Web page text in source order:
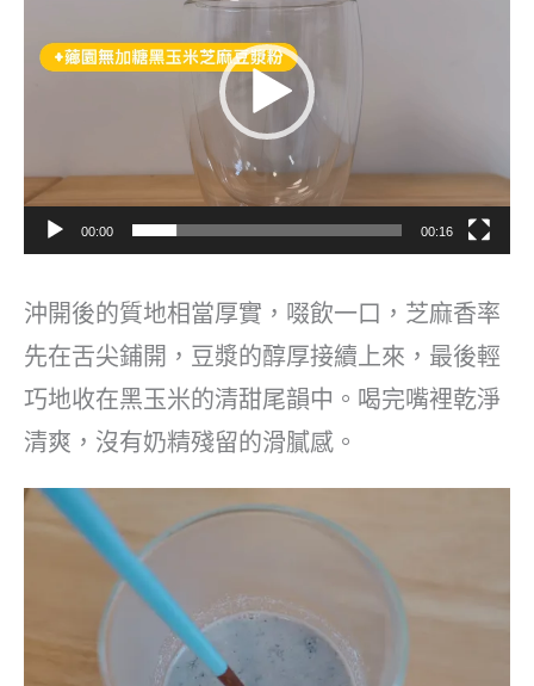
放
00:00 00:16
沖開後的質地相當厚實，啜飲一口，芝麻香率
先在舌尖鋪開，豆漿的醇厚接續上來，最後輕
巧地收在黑玉米的清甜尾韻中。喝完嘴裡乾淨
清爽，沒有奶精殘留的滑膩感。